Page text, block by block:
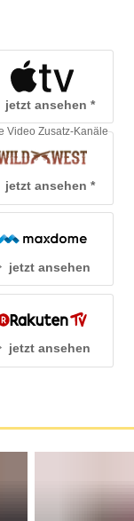
jetzt ansehen
jetzt ansehen
Video Zusatz-Kanäle
jetzt ansehen
jetzt ansehen